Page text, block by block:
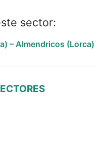
sector:
– Almendricos (Lorca)